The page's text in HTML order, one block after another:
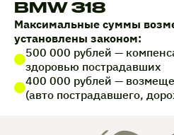
BMW 318
Максимальные суммы
установлены законом:
500 000 рублей —
здоровью пострадавших
400 000 рублей —
(авто пострадавшего,